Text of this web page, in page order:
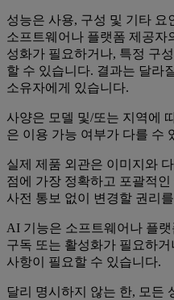
성능은 사용, 구성 및 기타
소프트웨어나 플랫폼 제공자
성화가 필요하거나, 특정 구
할 수 있습니다. 결과는 달라
소유자에게 있습니다.
사양은 모델 및/또는 지역에
은 이용 가능 여부가 다를 수
실제 제품 외관은 이미지와
점에 가장 정확하고 포괄적
사전 통보 없이 변경할 권리
AI 기능은 소프트웨어나 플
구독 또는 활성화가 필요하
사항이 필요할 수 있습니다.
달리 명시하지 않는 한, 모든